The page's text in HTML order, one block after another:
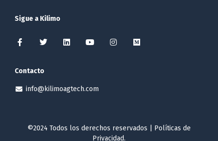
Sigue a Kilimo
Contacto
info@kilimoagtech.com
©2024 Todos los derechos reservados | Políticas de
Privacidad.